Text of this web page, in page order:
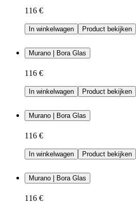
116 €
In winkelwagen Product bekijken
Murano | Bora Glas
116 €
In winkelwagen Product bekijken
Murano | Bora Glas
116 €
In winkelwagen Product bekijken
Murano | Bora Glas
116 €